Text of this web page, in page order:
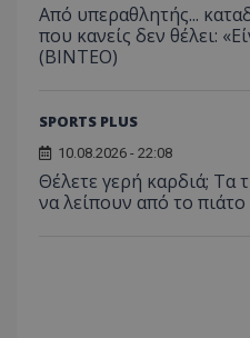
Από υπεραθλητής...
που κανείς δεν θέλει:
(BINTEO)
SPORTS PLUS
10.08.2026 - 22:08
Θέλετε γερή καρδιά; Τα
να λείπουν από το πιάτο